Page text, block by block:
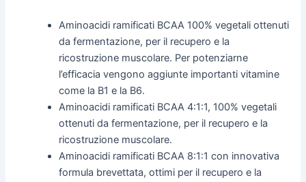
Aminoacidi ramificati BCAA 100% vegetali ottenuti
da fermentazione, per il recupero e la
ricostruzione muscolare. Per potenziarne
l’efficacia vengono aggiunte importanti vitamine
come la B1 e la B6.
Aminoacidi ramificati BCAA 4:1:1, 100% vegetali
ottenuti da fermentazione, per il recupero e la
ricostruzione muscolare.
Aminoacidi ramificati BCAA 8:1:1 con innovativa
formula brevettata, ottimi per il recupero e la